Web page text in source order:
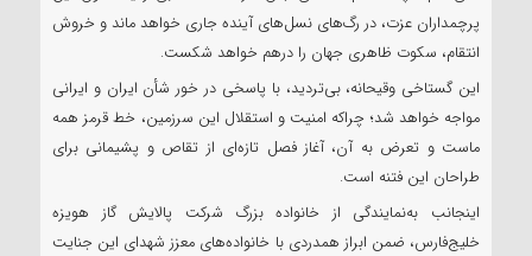
پرچمداران عزت، در رگ‌های نسل‌های آینده جاری خواهد ماند و خروش
انتقام، سکوت ظاهری جهان را درهم خواهد شکست.
این گستاخی وقیحانه، بی‌تردید، با پاسخی در خور شأن ایران و ایرانی
مواجه خواهد شد؛ چراکه امنیت و استقلال این سرزمین، خط قرمز همه
ماست و تعرض به آن، آغاز فصل تازه‌ای از تقاص و پشیمانی برای
طراحان این فتنه است.
اینجانب به‌نمایندگی از خانواده بزرگ شرکت پالایش گاز هویزه
خلیج‌فارس، ضمن ابراز همدردی با خانواده‌های معزز شهدای این جنایت